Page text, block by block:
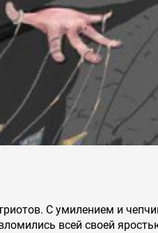
С умилением и
всей своей